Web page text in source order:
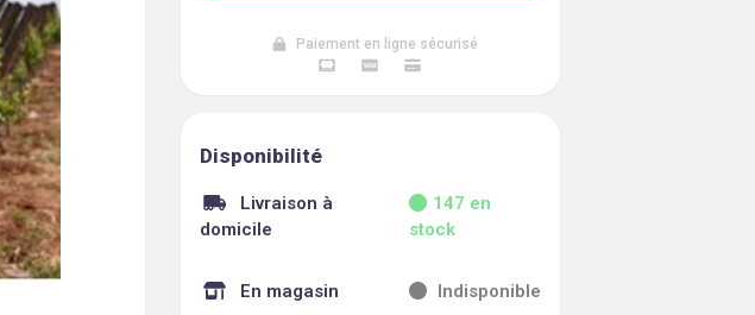
Paiement en ligne sécurisé
Disponibilité
Livraison à
domicile
147 en
stock
En magasin Indisponible